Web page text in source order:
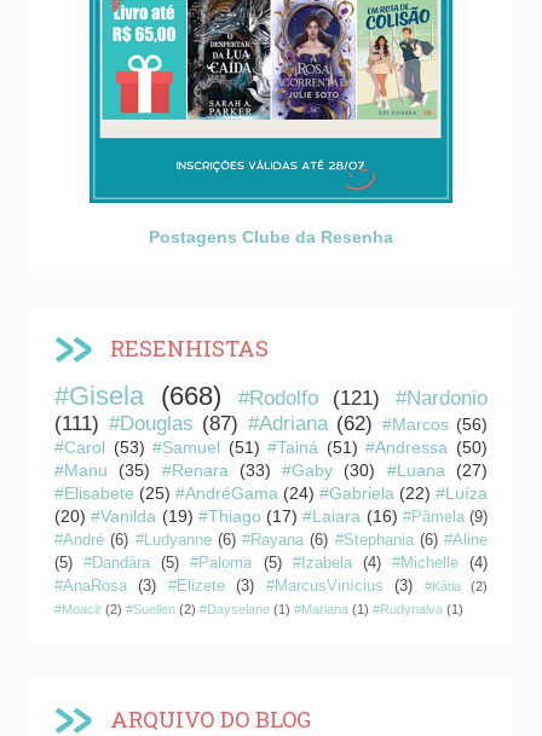
Postagens Clube da Resenha
RESENHISTAS
#Gisela (668) #Rodolfo (121)
#Nardonio
(111) #Douglas (87) #Adriana (62) #Marcos (56)
#Carol (53) #Samuel (51) #Tainá (51) #Andressa (50)
#Manu
(35) #Renara (33) #Gaby (30) #Luana
(27)
#Elisabete (25) #AndréGama (24) #Gabriela (22) #Luíza
(20) #Vanilda (19) #Thiago (17) #Laiara (16) #Pâmela (9)
#André (6) #Ludyanne (6) #Rayana (6) #Stephania (6) #Aline
(5)
#Dandára (5) #Paloma (5) #Izabela (4) #Michelle
(4)
#AnaRosa
(3) #Elizete (3) #MarcusVinícius (3) #Kátia
(2)
#Moacir (2) #Suellen (2) #Dayselane (1) #Mariana (1) #Rudynalva (1)
ARQUIVO DO BLOG